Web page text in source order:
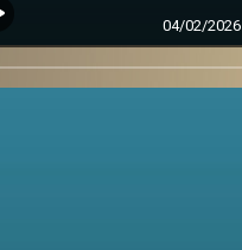
04/02/2026